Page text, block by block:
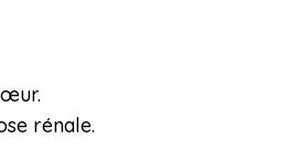
rénale.